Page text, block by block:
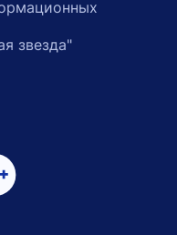
звезда"